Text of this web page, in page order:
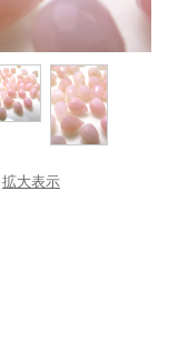
拡大表示